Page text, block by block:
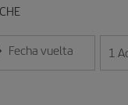
día/mes/año
Fecha vuelta
la fecha en 1